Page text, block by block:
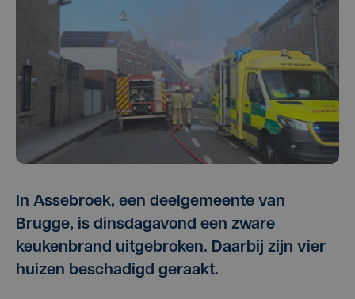
In Assebroek, een deelgemeente van
Brugge, is dinsdagavond een zware
keukenbrand uitgebroken. Daarbij zijn vier
huizen beschadigd geraakt.